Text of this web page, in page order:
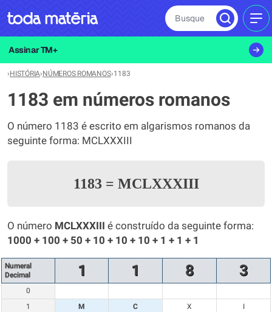
Busque
Assinar TM+
›HISTÓRIA›NÚMEROS ROMANOS›1183
1183 em números romanos
O número 1183 é escrito em algarismos romanos da
seguinte forma: MCLXXXIII
1183 = MCLXXXIII
O número MCLXXXIII é construído da seguinte forma:
1000 + 100 + 50 + 10 + 10 + 10 + 1 + 1 + 1
Numeral
Decimal
1 1 8 3
0
1
M C X
I